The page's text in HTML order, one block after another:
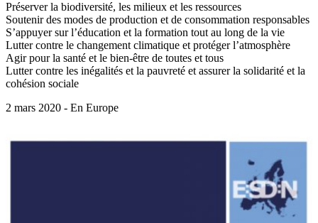
Préserver la biodiversité, les milieux et les ressources
Soutenir des modes de production et de consommation responsables
S’appuyer sur l’éducation et la formation tout au long de la vie
Lutter contre le changement climatique et protéger l’atmosphère
Agir pour la santé et le bien-être de toutes et tous
Lutter contre les inégalités et la pauvreté et assurer la solidarité et la
cohésion sociale
2 mars 2020 - En Europe